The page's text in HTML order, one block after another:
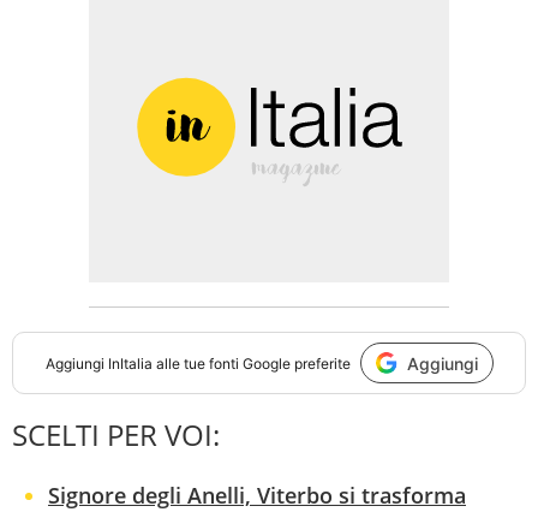
Aggiungi InItalia alle tue fonti Google preferite Aggiungi
SCELTI PER VOI:
Signore degli Anelli, Viterbo si trasforma